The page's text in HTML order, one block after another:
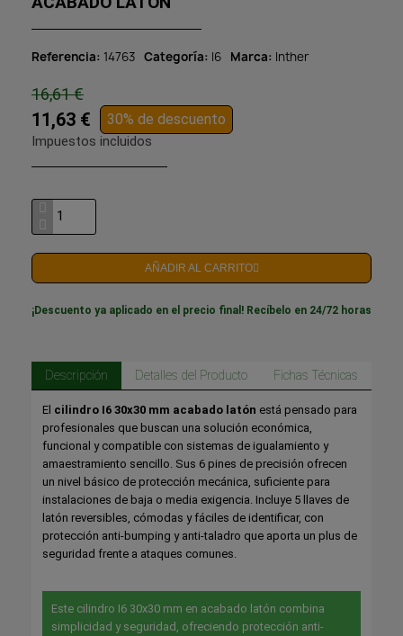
Referencia 14763 Categoría I6 Marca Inther
16,61 €
11,63 € 30% de descuento
Impuestos incluidos
AÑADIR AL CARRITO
¡Descuento ya aplicado en el precio final! Recíbelo en 24/72 horas
Descripción Detalles del Producto Fichas Técnicas
El cilindro I6 30x30 mm acabado latón está pensado para
profesionales que buscan una solución económica,
funcional y compatible con sistemas de igualamiento y
amaestramiento sencillo. Sus 6 pines de precisión ofrecen
un nivel básico de protección mecánica, suficiente para
instalaciones de baja o media exigencia. Incluye 5 llaves de
latón reversibles, cómodas y fáciles de identificar, con
protección anti-bumping y anti-taladro que aporta un plus de
seguridad frente a ataques comunes.
Este cilindro I6 30x30 mm en acabado latón combina
simplicidad y seguridad, ofreciendo protección anti-